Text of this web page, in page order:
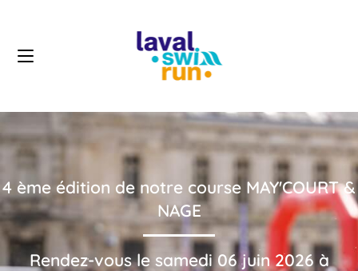
4 ème édition de notre course MAY'COURT &
NAGE
Rendez-vous le samedi 06 juin 2026 à